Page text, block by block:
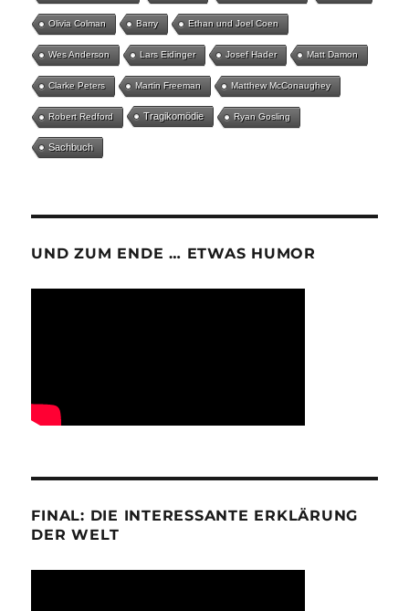
Olivia Colman Barry Ethan und Joel Coen
Wes Anderson Lars Eidinger Josef Hader Matt Damon
Clarke Peters Martin Freeman Matthew McConaughey
Robert Redford Tragikomödie Ryan Gosling
Sachbuch
UND ZUM ENDE … ETWAS HUMOR
FINAL: DIE INTERESSANTE ERKLÄRUNG
DER WELT